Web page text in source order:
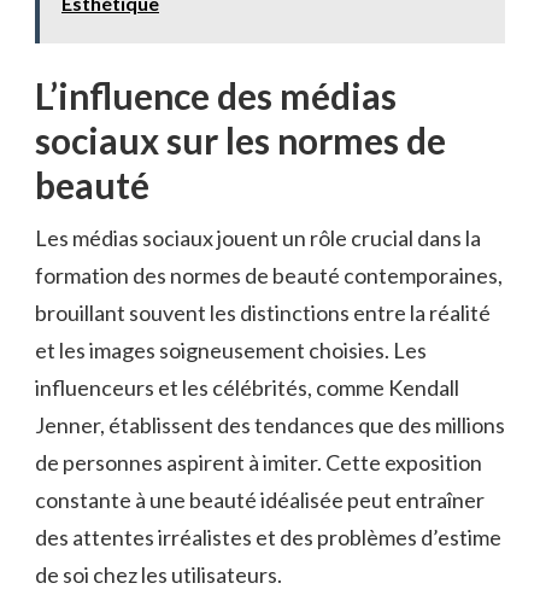
L’influence des médias
sociaux sur les normes de
beauté
Les médias sociaux jouent un rôle crucial dans la
formation des normes de beauté contemporaines,
brouillant souvent les distinctions entre la réalité
et les images soigneusement choisies. Les
influenceurs et les célébrités, comme Kendall
Jenner, établissent des tendances que des millions
de personnes aspirent à imiter. Cette exposition
constante à une beauté idéalisée peut entraîner
des attentes irréalistes et des problèmes d’estime
de soi chez les utilisateurs.